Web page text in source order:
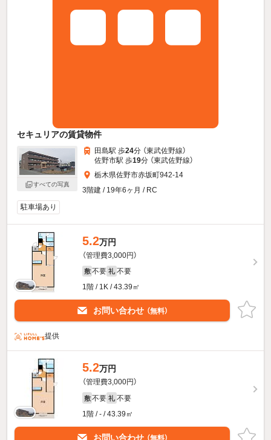
セキュリアの賃貸物件
すべての写真
田島駅 歩24分 （東武佐野線）
佐野市駅 歩19分 （東武佐野線）
栃木県佐野市赤坂町942-14
3階建 / 19年6ヶ月 / RC
駐車場あり
5.2万円
（管理費3,000円）
敷 不要 礼 不要
1階 / 1K / 43.39㎡
お問い合わせ （無料）
提供
5.2万円
（管理費3,000円）
敷 不要 礼 不要
1階 / - / 43.39㎡
お問い合わせ （無料）